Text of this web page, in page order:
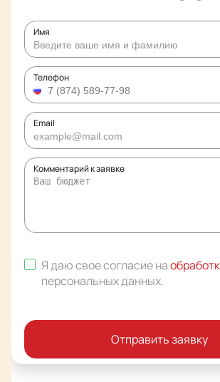
Имя
Телефон
Email
Комментарий к заявке
Я даю свое согласие на
персональных данных.
Отправить заявку